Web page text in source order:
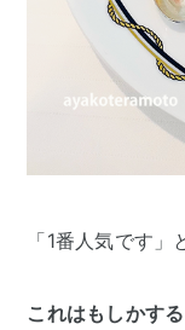
「1番人気です」
これはもしかす